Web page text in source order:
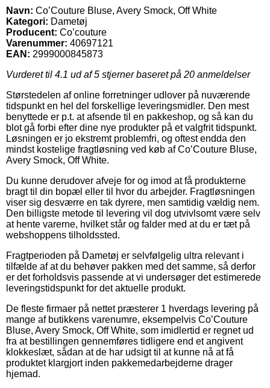
Navn: Co’Couture Bluse, Avery Smock, Off White
Kategori: Dametøj
Producent: Co’couture
Varenummer: 40697121
EAN: 2999000845873
Vurderet til 4.1 ud af 5 stjerner baseret på 20 anmeldelser
Størstedelen af online forretninger udlover på nuværende
tidspunkt en hel del forskellige leveringsmidler. Den mest
benyttede er p.t. at afsende til en pakkeshop, og så kan du
blot gå forbi efter dine nye produkter på et valgfrit tidspunkt.
Løsningen er jo ekstremt problemfri, og oftest endda den
mindst kostelige fragtløsning ved køb af Co’Couture Bluse,
Avery Smock, Off White.
Du kunne derudover afveje for og imod at få produkterne
bragt til din bopæl eller til hvor du arbejder. Fragtløsningen
viser sig desværre en tak dyrere, men samtidig vældig nem.
Den billigste metode til levering vil dog utvivlsomt være selv
at hente varerne, hvilket står og falder med at du er tæt på
webshoppens tilholdssted.
Fragtperioden på Dametøj er selvfølgelig ultra relevant i
tilfælde af at du behøver pakken med det samme, så derfor
er det forholdsvis passende at vi undersøger det estimerede
leveringstidspunkt for det aktuelle produkt.
De fleste firmaer på nettet præsterer 1 hverdags levering på
mange af butikkens varenumre, eksempelvis Co’Couture
Bluse, Avery Smock, Off White, som imidlertid er regnet ud
fra at bestillingen gennemføres tidligere end et angivent
klokkeslæt, sådan at de har udsigt til at kunne nå at få
produktet klargjort inden pakkemedarbejderne drager
hjemad.